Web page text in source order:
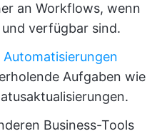
an Workflows, wenn
verfügbar sind.
Automatisierungen
Aufgaben wie
Business-Tools